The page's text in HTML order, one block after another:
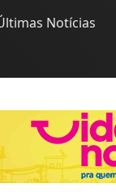
Notícias